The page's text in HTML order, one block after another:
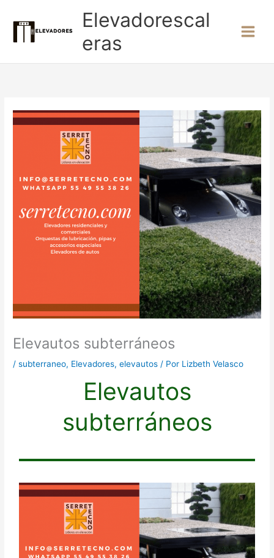
contenido
Elevadorescal
eras
Elevautos subterráneos
/subterraneo, Elevadores,elevautos / Por Lizbeth Velasco
Elevautos
subterráneos